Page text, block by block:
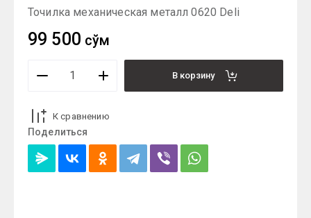
Точилка механическая металл 0620 Deli
99 500 сўм
В корзину
К сравнению
Поделиться